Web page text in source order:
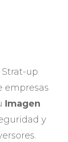
up
empresas
Imagen
y